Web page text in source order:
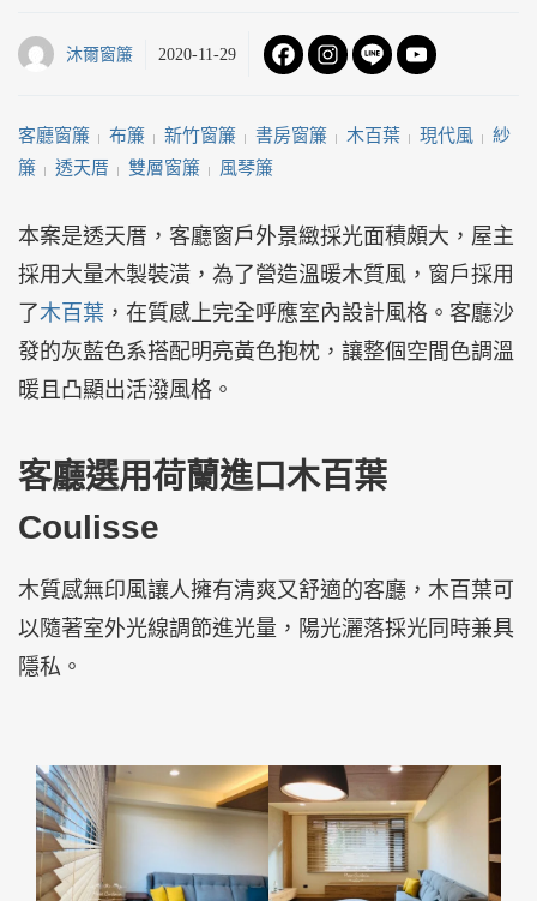
沐爾窗簾 2020-11-29
客廳窗簾 布簾 新竹窗簾 書房窗簾 木百葉 現代風
紗
簾
透天厝 雙層窗簾 風琴簾
本案是透天厝，客廳窗戶外景緻採光面積頗大，屋主
採用大量木製裝潢，為了營造溫暖木質風，窗戶採用
了木百葉 ，在質感上完全呼應室內設計風格。客廳沙
發的灰藍色系搭配明亮黃色抱枕，讓整個空間色調溫
暖且凸顯出活潑風格。
客廳選用荷蘭進口木百葉
Coulisse
木質感無印風讓人擁有清爽又舒適的客廳，木百葉可
以隨著室外光線調節進光量，陽光灑落採光同時兼具
隱私。